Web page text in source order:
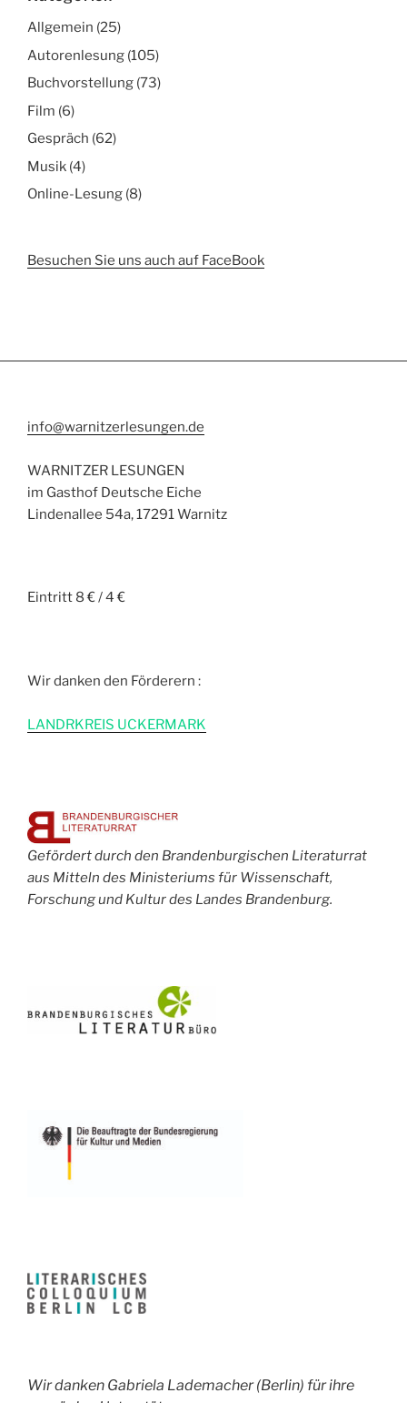
Allgemein (25)
Autorenlesung (105)
Buchvorstellung (73)
Film (6)
Gespräch (62)
Musik (4)
Online-Lesung (8)
Besuchen Sie uns auch auf FaceBook
info@warnitzerlesungen.de
WARNITZER LESUNGEN
im Gasthof Deutsche Eiche
Lindenallee 54a, 17291 Warnitz
Eintritt 8 € / 4 €
Wir danken den Förderern :
LANDRKREIS UCKERMARK
Gefördert durch den Brandenburgischen Literaturrat
aus Mitteln des Ministeriums für Wissenschaft,
Forschung und Kultur des Landes Brandenburg.
Wir danken Gabriela Lademacher (Berlin) für ihre